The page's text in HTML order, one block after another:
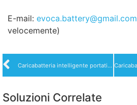
E-mail: evoca.battery@gmail.com
velocemente)
Caricabatteria intelligente portatile seriale XYM EVO 1200W
Soluzioni Correlate